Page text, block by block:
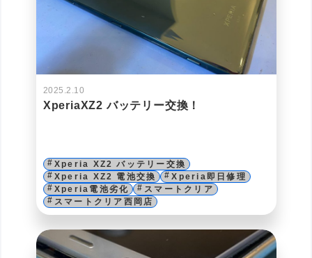
2025.2.10
XperiaXZ2 バッテリー交換！
Xperia XZ2 バッテリー交換
Xperia XZ2 電池交換
Xperia即日修理
Xperia電池劣化
スマートクリア
スマートクリア西岡店